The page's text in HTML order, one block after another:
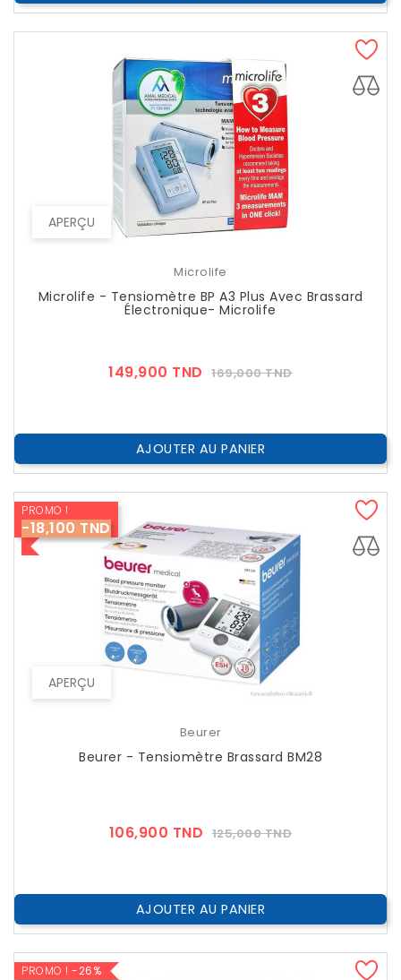
APERÇU
Microlife
Microlife - Tensiomètre BP A3 Plus Avec Brassard
Électronique- Microlife
149,900 TND Prix
169,000 TNDPrix
AJOUTER AU PANIER
APERÇU
PROMO !
-18,100 TND
Beurer
Beurer - Tensiomètre Brassard BM28
106,900 TND Prix
125,000 TNDPrix
AJOUTER AU PANIER
PROMO ! -26%